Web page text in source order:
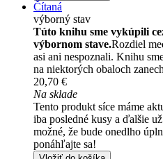
Čítaná
výborný stav
Túto knihu sme vykúpili
výbornom stave.Rozdiel
asi ani nespoznali. Knihu
na niektorých obaloch
20,70 €
Na sklade
Tento produkt síce máme
iba posledné kusy a ďalšie
možné, že bude onedlho
ponáhľajte sa!